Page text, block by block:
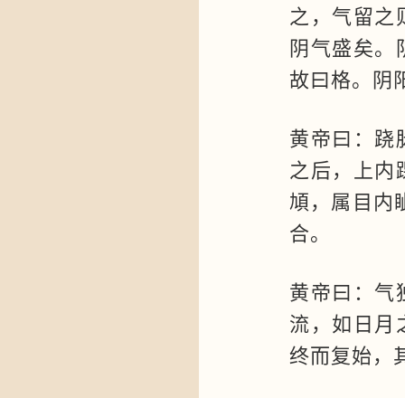
之，气留之
阴气盛矣。
故曰格。阴
黄帝曰：跷
之后，上内
頄，属目内
合。
黄帝曰：气
流，如日月
终而复始，